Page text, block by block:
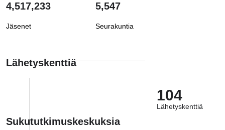
4,517,233
Jäsenet
5,547
Seurakuntia
Lähetyskenttiä
104
Lähetyskenttiä
Sukututkimuskeskuksia